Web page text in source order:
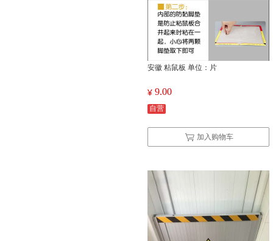
安徽 粘鼠板 单位：片
¥ 9.00
自营
加入购物车